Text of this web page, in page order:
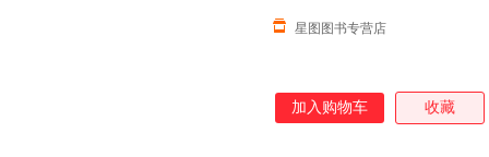
星图图书专营店
加入购物车 收藏